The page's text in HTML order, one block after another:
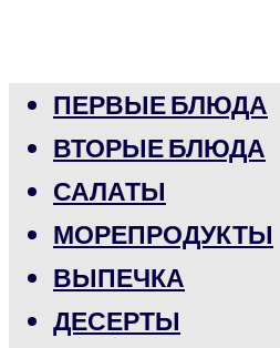
ПЕРВЫЕ БЛЮДА
ВТОРЫЕ БЛЮДА
САЛАТЫ
МОРЕПРОДУКТЫ
ВЫПЕЧКА
ДЕСЕРТЫ